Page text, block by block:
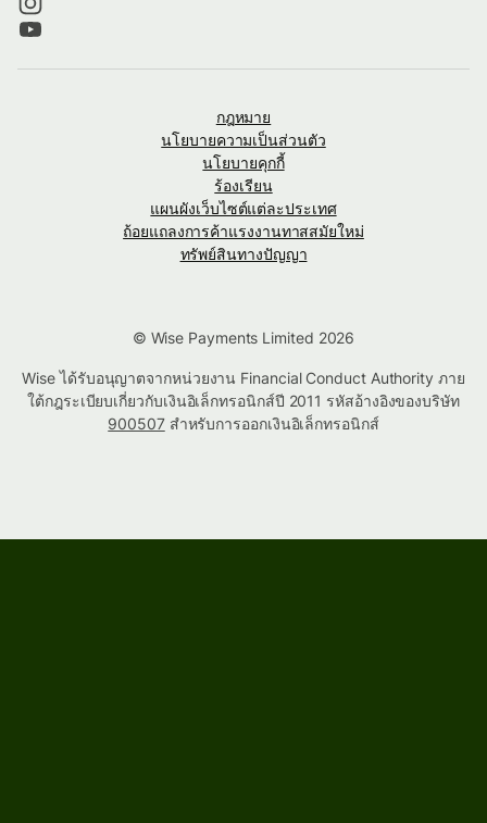
กฎหมาย
นโยบายความเป็นส่วนตัว
นโยบายคุกกี้
ร้องเรียน
แผนผังเว็บไซต์แต่ละประเทศ
ถ้อยแถลงการค้าแรงงานทาสสมัยใหม่
ทรัพย์สินทางปัญญา
© Wise Payments Limited 2026
Wise ได้รับอนุญาตจากหน่วยงาน Financial Conduct Authority ภาย
ใต้กฎระเบียบเกี่ยวกับเงินอิเล็กทรอนิกส์ปี 2011 รหัสอ้างอิงของบริษัท
900507สำหรับการออกเงินอิเล็กทรอนิกส์